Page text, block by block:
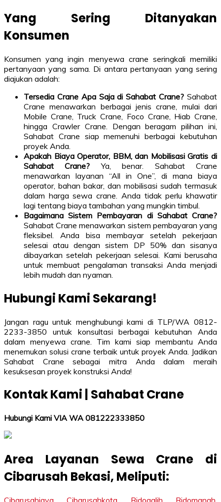
Yang Sering Ditanyakan
Konsumen
Konsumen yang ingin menyewa crane seringkali memiliki
pertanyaan yang sama. Di antara pertanyaan yang sering
diajukan adalah:
Tersedia Crane Apa Saja di Sahabat Crane? Sahabat
Crane menawarkan berbagai jenis crane, mulai dari
Mobile Crane, Truck Crane, Foco Crane, Hiab Crane,
hingga Crawler Crane. Dengan beragam pilihan ini,
Sahabat Crane siap memenuhi berbagai kebutuhan
proyek Anda.
Apakah Biaya Operator, BBM, dan Mobilisasi Gratis di
Sahabat Crane? Ya, benar. Sahabat Crane
menawarkan layanan “All in One”, di mana biaya
operator, bahan bakar, dan mobilisasi sudah termasuk
dalam harga sewa crane. Anda tidak perlu khawatir
lagi tentang biaya tambahan yang mungkin timbul.
Bagaimana Sistem Pembayaran di Sahabat Crane?
Sahabat Crane menawarkan sistem pembayaran yang
fleksibel. Anda bisa membayar setelah pekerjaan
selesai atau dengan sistem DP 50% dan sisanya
dibayarkan setelah pekerjaan selesai. Kami berusaha
untuk membuat pengalaman transaksi Anda menjadi
lebih mudah dan nyaman.
Hubungi Kami Sekarang!
Jangan ragu untuk menghubungi kami di TLP/WA 0812-
2233-3850 untuk konsultasi berbagai kebutuhan Anda
dalam menyewa crane. Tim kami siap membantu Anda
menemukan solusi crane terbaik untuk proyek Anda. Jadikan
Sahabat Crane sebagai mitra Anda dalam meraih
kesuksesan proyek konstruksi Anda!
Kontak Kami | Sahabat Crane
Hubungi Kami VIA WA 081222333850
Area Layanan Sewa Crane di
Cibarusah Bekasi, Meliputi: